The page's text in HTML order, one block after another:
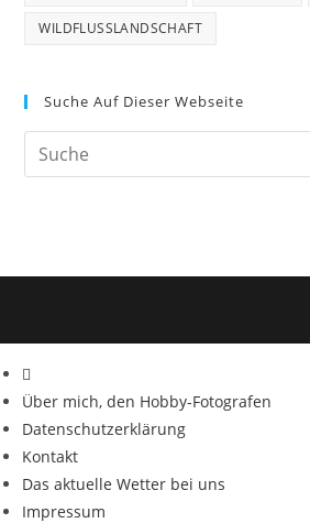
WILDFLUSSLANDSCHAFT
Suche Auf Dieser Webseite
Über mich, den Hobby-Fotografen
Datenschutzerklärung
Kontakt
Das aktuelle Wetter bei uns
Impressum